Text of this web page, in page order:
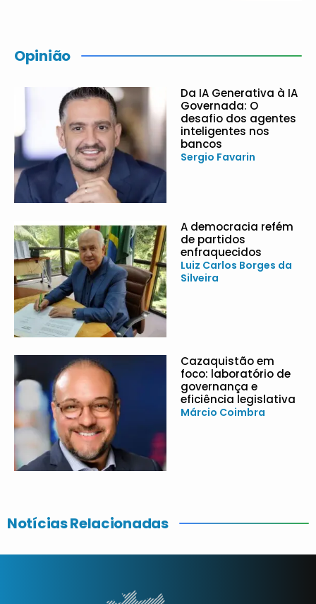
Opinião
Da IA Generativa à IA
Governada: O
desafio dos agentes
inteligentes nos
bancos
Sergio Favarin
A democracia refém
de partidos
enfraquecidos
Luiz Carlos Borges da
Silveira
Cazaquistão em
foco: laboratório de
governança e
eficiência legislativa
Márcio Coimbra
Notícias Relacionadas